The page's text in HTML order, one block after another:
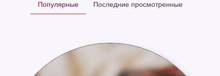
Популярные Последние просмотренные